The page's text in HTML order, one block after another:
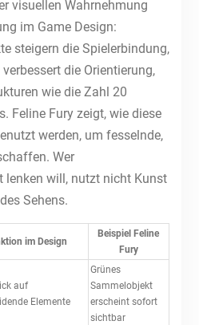
visuellen Wahrnehmung
im Game Design:
steigern die Spielerbindung,
die Orientierung,
wie die Zahl 20
Feline Fury zeigt, wie diese
werden, um fesselnde,
Wer
lenken will, nutzt nicht Kunst
Sehens.
im Design
Beispiel Feline
Fury
auf
Elemente
Grünes
Sammelobjekt
erscheint sofort
sichtbar